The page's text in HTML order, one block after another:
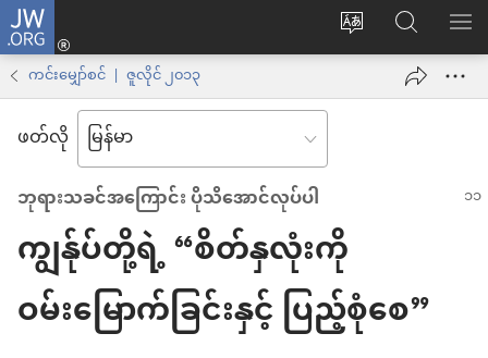
JW.ORG
ဝ
ပါ
Log
in
အသစ်
ဖွ
နေ
ပါ
တယ်)
JW.ORG
ရှာ
ကင်းမျှော်စင် | ဇူလိုင် ၂၀၁၃
ဖတ်လို
ဘုရားသခင်အကြောင်း ပိုသိအောင်လုပ်ပါ
ကျွန်ုပ်တို့ရဲ့ “စိတ်နှလုံးကို
ဝမ်းမြောက်ခြင်းနှင့် ပြည့်စုံစေ”